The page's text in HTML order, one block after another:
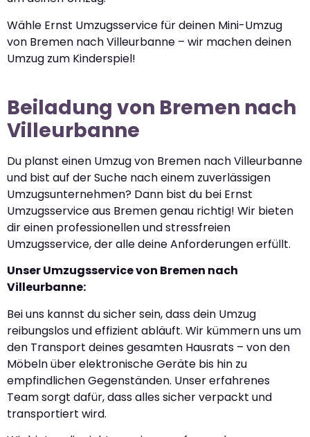
Wähle Ernst Umzugsservice für deinen Mini-Umzug
von Bremen nach Villeurbanne – wir machen deinen
Umzug zum Kinderspiel!
Beiladung von Bremen nach
Villeurbanne
Du planst einen Umzug von Bremen nach Villeurbanne
und bist auf der Suche nach einem zuverlässigen
Umzugsunternehmen? Dann bist du bei Ernst
Umzugsservice aus Bremen genau richtig! Wir bieten
dir einen professionellen und stressfreien
Umzugsservice, der alle deine Anforderungen erfüllt.
Unser Umzugsservice von Bremen nach
Villeurbanne:
Bei uns kannst du sicher sein, dass dein Umzug
reibungslos und effizient abläuft. Wir kümmern uns um
den Transport deines gesamten Hausrats – von den
Möbeln über elektronische Geräte bis hin zu
empfindlichen Gegenständen. Unser erfahrenes
Team sorgt dafür, dass alles sicher verpackt und
transportiert wird.